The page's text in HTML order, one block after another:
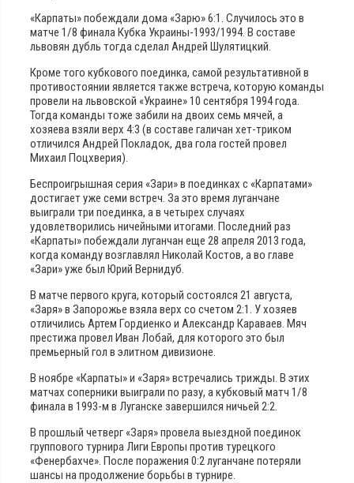
«Карпаты» побеждали дома «Зарю» 6:1. Случилось это в
матче 1/8 финала Кубка Украины-1993/1994. В составе
львовян дубль тогда сделал Андрей Шулятицкий.
Кроме того кубкового поединка, самой результативной в
противостоянии является также встреча, которую команды
провели на львовской «Украине» 10 сентября 1994 года.
Тогда команды тоже забили на двоих семь мячей, а
хозяева взяли верх 4:3 (в составе галичан хет-триком
отличился Андрей Покладок, два гола гостей провел
Михаил Поцхверия).
Беспроигрышная серия «Зари» в поединках с «Карпатами»
достигает уже семи встреч. За это время луганчане
выиграли три поединка, а в четырех случаях
удовлетворились ничейными итогами. Последний раз
«Карпаты» побеждали луганчан еще 28 апреля 2013 года,
когда команду возглавлял Николай Костов, а во главе
«Зари» уже был Юрий Вернидуб.
В матче первого круга, который состоялся 21 августа,
«Заря» в Запорожье взяла верх со счетом 2:1. У хозяев
отличились Артем Гордиенко и Александр Караваев. Мяч
престижа провел Иван Лобай, для которого это был
премьерный гол в элитном дивизионе.
В ноябре «Карпаты» и «Заря» встречались трижды. В этих
матчах соперники выиграли по разу, а кубковый матч 1/8
финала в 1993-м в Луганске завершился ничьей 2:2.
В прошлый четверг «Заря» провела выездной поединок
группового турнира Лиги Европы против турецкого
«Фенербахче». После поражения 0:2 луганчане потеряли
шансы на продолжение борьбы в турнире.